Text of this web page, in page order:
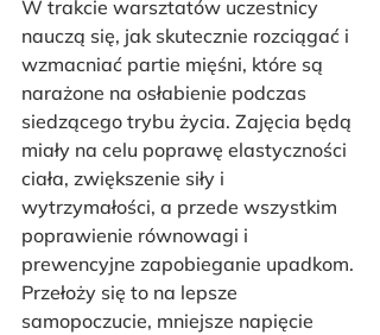
W trakcie warsztatów uczestnicy
nauczą się, jak skutecznie rozciągać i
wzmacniać partie mięśni, które są
narażone na osłabienie podczas
siedzącego trybu życia. Zajęcia będą
miały na celu poprawę elastyczności
ciała, zwiększenie siły i
wytrzymałości, a przede wszystkim
poprawienie równowagi i
prewencyjne zapobieganie upadkom.
Przełoży się to na lepsze
samopoczucie, mniejsze napięcie